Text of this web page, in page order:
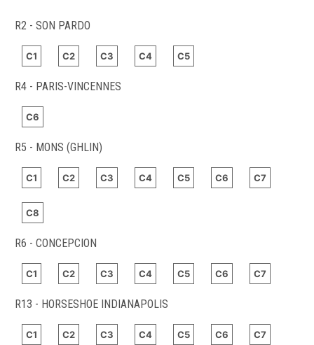
R2 - SON PARDO
C1 C2 C3 C4 C5
R4 - PARIS-VINCENNES
C6
R5 - MONS (GHLIN)
C1 C2 C3 C4 C5 C6 C7
C8
R6 - CONCEPCION
C1 C2 C3 C4 C5 C6 C7
R13 - HORSESHOE INDIANAPOLIS
C1 C2 C3 C4 C5 C6 C7